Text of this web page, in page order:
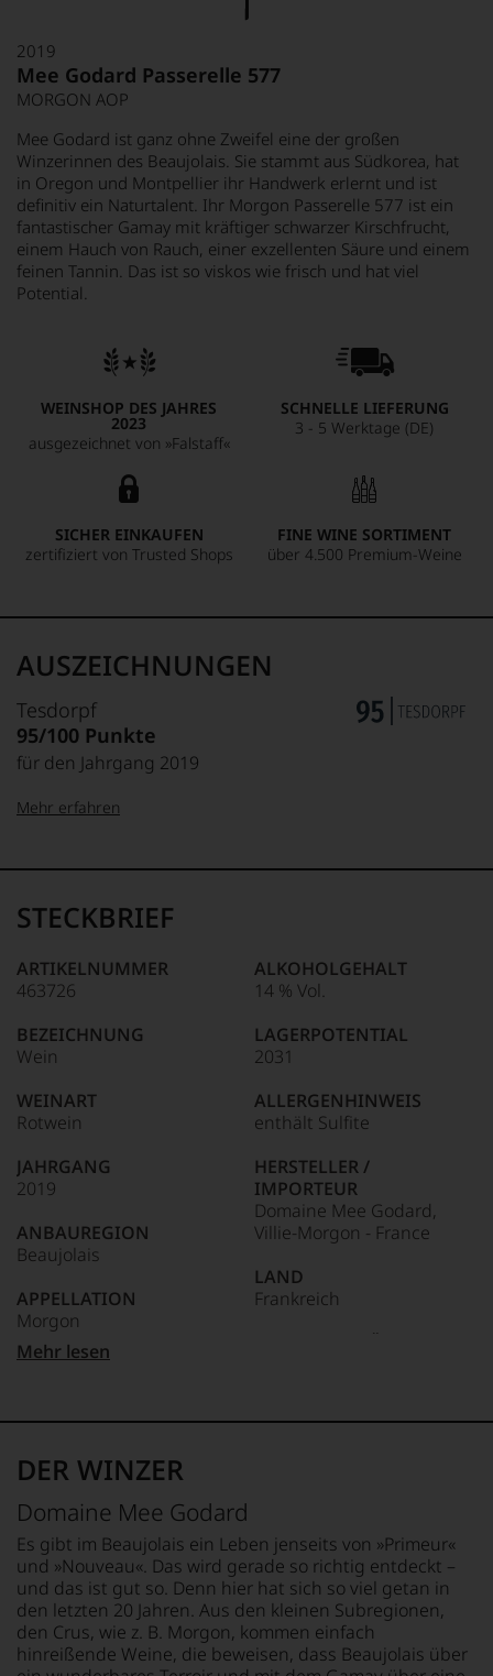
2019
Mee Godard Passerelle 577
MORGON AOP
Mee Godard ist ganz ohne Zweifel eine der großen
Winzerinnen des Beaujolais. Sie stammt aus Südkorea, hat
in Oregon und Montpellier ihr Handwerk erlernt und ist
definitiv ein Naturtalent. Ihr Morgon Passerelle 577 ist ein
fantastischer Gamay mit kräftiger schwarzer Kirschfrucht,
einem Hauch von Rauch, einer exzellenten Säure und einem
feinen Tannin. Das ist so viskos wie frisch und hat viel
Potential.
WEINSHOP DES JAHRES
2023
ausgezeichnet von »Falstaff«
SCHNELLE LIEFERUNG
3 - 5 Werktage (DE)
SICHER EINKAUFEN
zertifiziert von Trusted Shops
FINE WINE SORTIMENT
über 4.500 Premium-Weine
AUSZEICHNUNGEN
Tesdorpf
95/100 Punkte
für den Jahrgang 2019
95–98 Punkte:
90–94 Punkte:
Unter 85 Punkte:
Name
Tesdorpf
für
»Fine
für
die
edlen
Weine
der
Welt,
kaum
ein
Das
dokumentieren
auch
und
gerade
mit
Medaillen
Weinjournalisten
Fachpublikationen
unseren
Aussendungen
oder
in
unserem
Webshop,
Mehr erfahren
STECKBRIEF
ARTIKELNUMMER
463726
BEZEICHNUNG
Wein
WEINART
Rotwein
JAHRGANG
2019
ANBAUREGION
Beaujolais
APPELLATION
Morgon
REBSORTEN
TRINKTEMPERATUR
ALKOHOLGEHALT
14 % Vol.
LAGERPOTENTIAL
2031
ALLERGENHINWEIS
enthält Sulfite
HERSTELLER /
IMPORTEUR
Domaine Mee Godard,
Villie-Morgon - France
LAND
Frankreich
trocken
Mehr lesen
DER WINZER
Domaine Mee Godard
Es gibt im Beaujolais ein Leben jenseits von »Primeur«
und »Nouveau«. Das wird gerade so richtig entdeckt –
und das ist gut so. Denn hier hat sich so viel getan in
den letzten 20 Jahren. Aus den kleinen Subregionen,
den Crus, wie z. B. Morgon, kommen einfach
hinreißende Weine, die beweisen, dass Beaujolais über